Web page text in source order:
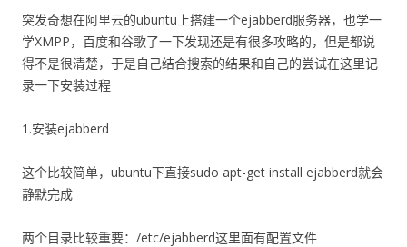
突发奇想在阿里云的ubuntu上搭建一个ejabberd服务器，也学一
学XMPP，百度和谷歌了一下发现还是有很多攻略的，但是都说
得不是很清楚，于是自己结合搜索的结果和自己的尝试在这里记
录一下安装过程
1.安装ejabberd
这个比较简单，ubuntu下直接sudo apt-get install ejabberd就会
静默完成
两个目录比较重要：/etc/ejabberd这里面有配置文件